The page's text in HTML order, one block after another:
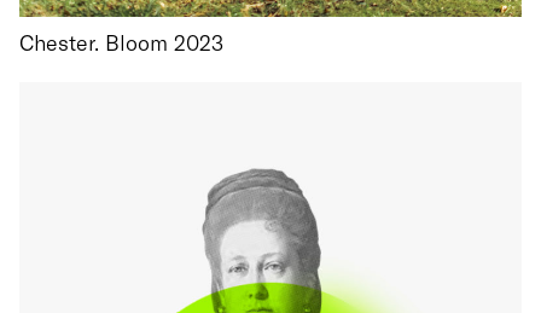
Chester. Bloom 2023